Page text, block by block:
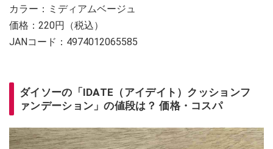
カラー：ミディアムベージュ
価格：220円（税込）
JANコード：4974012065585
ダイソーの「IDATE（アイデイト）クッションフ
ァンデーション」の値段は？ 価格・コスパ